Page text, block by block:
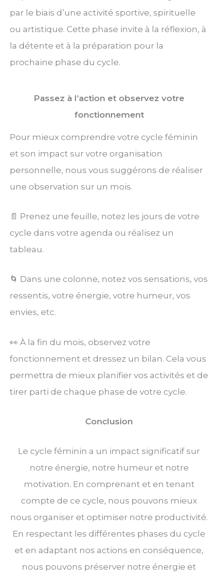
par le biais d’une activité sportive, spirituelle
ou artistique. Cette phase invite à la réflexion, à
la détente et à la préparation pour la
prochaine phase du cycle.
Passez à l’action et observez votre
fonctionnement
Pour mieux comprendre votre cycle féminin
et son impact sur votre organisation
personnelle, nous vous suggérons de réaliser
une observation sur un mois.
📄 Prenez une feuille, notez les jours de votre
cycle dans votre agenda ou réalisez un
tableau.
🌀 Dans une colonne, notez vos sensations, vos
ressentis, votre énergie, votre humeur, vos
envies, etc.
👀 À la fin du mois, observez votre
fonctionnement et dressez un bilan. Cela vous
permettra de mieux planifier vos activités et de
tirer parti de chaque phase de votre cycle.
Conclusion
Le cycle féminin a un impact significatif sur
notre énergie, notre humeur et notre
motivation. En comprenant et en tenant
compte de ce cycle, nous pouvons mieux
nous organiser et optimiser notre productivité.
En respectant les différentes phases du cycle
et en adaptant nos actions en conséquence,
nous pouvons préserver notre énergie et